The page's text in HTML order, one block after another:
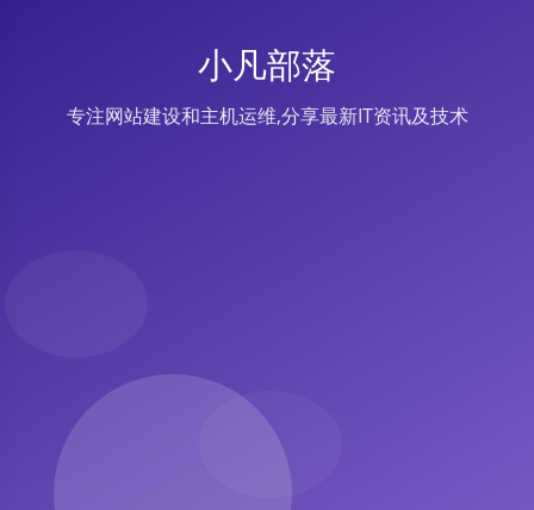
小凡部落
专注网站建设和主机运维,分享最新IT资讯及技术